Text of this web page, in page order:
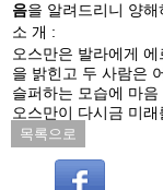
음을 알려드리니 양해
소 개 :
오스만은 발라에게
을 밝힌고 두 사람은
슬퍼하는 모습에 마
오스만이 다시금 미
목록으로